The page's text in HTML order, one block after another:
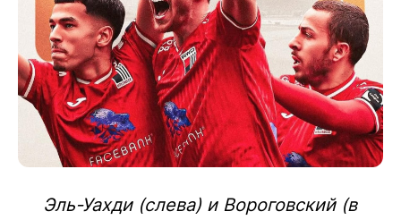
Эль-Уахди (слева) и Вороговский (в